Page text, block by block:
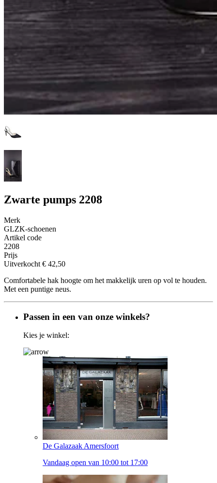
Zwarte pumps 2208
Merk
GLZK-schoenen
Artikel code
2208
Prijs
Uitverkocht € 42,50
Comfortabele hak hoogte om het makkelijk uren op vol te houden.
Met een puntige neus.
Passen in een van onze winkels?
Kies je winkel:
De Galazaak Amersfoort
Vandaag open van 10:00 tot 17:00